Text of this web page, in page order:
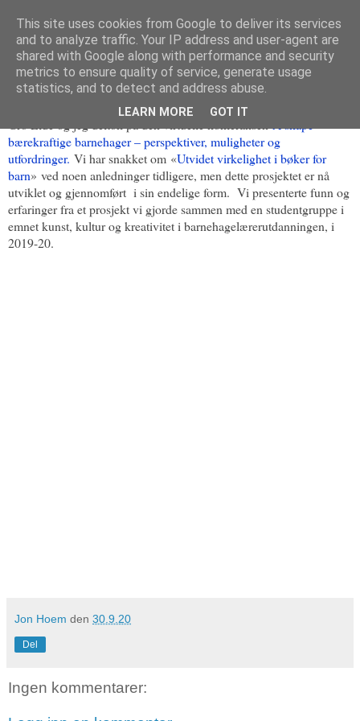
30. september 2020
Utvidet virkelighet (AR) i bøker for barn
Gro Eide og jeg deltok på den virtuelle konferansenÅ skape
bærekraftige barnehager – perspektiver, muligheter og
utfordringer. Vi har snakket om «Utvidet virkelighet i bøker for
barn» ved noen anledninger tidligere, men dette prosjektet er nå
utviklet og gjennomført i sin endelige form. Vi presenterte funn og
erfaringer fra et prosjekt vi gjorde sammen med en studentgruppe i
emnet kunst, kultur og kreativitet i barnehagelærerutdanningen, i
2019-20.
Jon Hoem den 30.9.20
Del
Ingen kommentarer:
This site uses cookies from Google to deliver its services
and to analyze traffic. Your IP address and user-agent are
shared with Google along with performance and security
metrics to ensure quality of service, generate usage
statistics, and to detect and address abuse.
LEARN MORE GOT IT